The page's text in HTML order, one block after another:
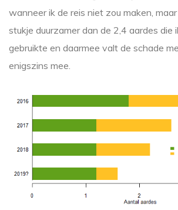
wanneer ik de reis niet zou maken,
stukje duurzamer dan de 2,4 aardes die
gebruikte en daarmee valt de schade
enigszins mee.